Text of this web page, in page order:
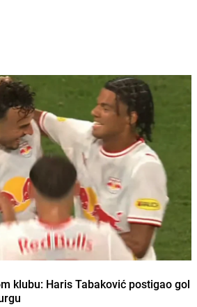
klubu: Haris Tabaković postigao gol